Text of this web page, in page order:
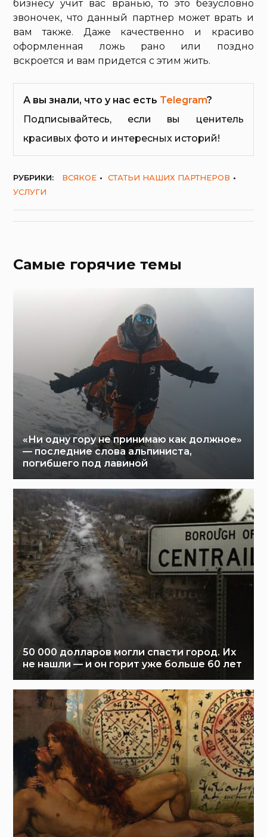
бизнесу учит вас вранью, то это безусловно
звоночек, что данный партнер может врать и
вам также. Даже качественно и красиво
оформленная ложь рано или поздно
вскроется и вам придется с этим жить.
А вы знали, что у нас есть Telegram?
Подписывайтесь, если вы ценитель
красивых фото и интересных историй!
РУБРИКИ: ВСЯКОЕ
СТАТЬИ НАШИХ ПАРТНЕРОВ
УСЛУГИ
Самые горячие темы
«Ни одну гору не принимаю как должное»
— последние слова альпиниста,
погибшего под лавиной
50 000 долларов могли спасти город. Их
не нашли — и он горит уже больше 60 лет